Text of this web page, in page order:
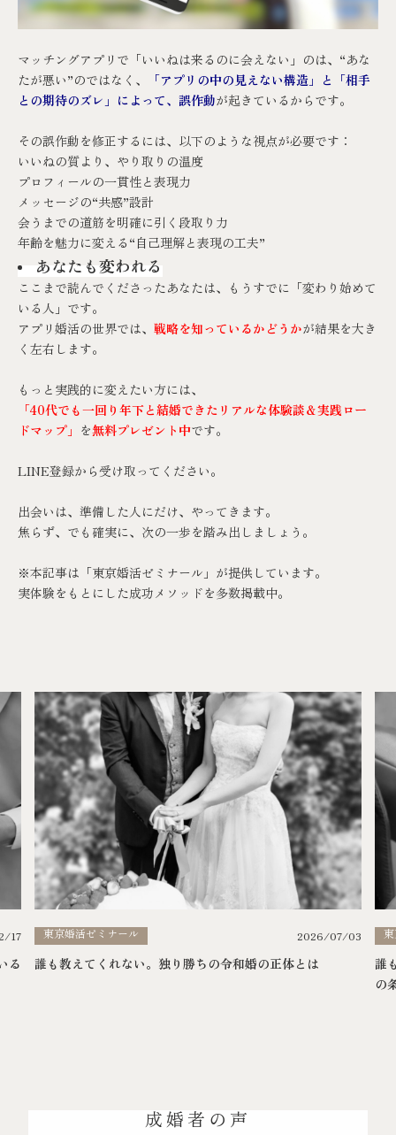
マッチングアプリで「いいねは来るのに会えない」のは、“あな
たが悪い”のではなく、
「アプリの中の見えない構造」と「相手
との期待のズレ」によって、誤作動が起きているからです。
その誤作動を修正するには、以下のような視点が必要です：
いいねの質より、やり取りの温度
プロフィールの一貫性と表現力
メッセージの“共感”設計
会うまでの道筋を明確に引く段取り力
年齢を魅力に変える“自己理解と表現の工夫”
あなたも変われる
ここまで読んでくださったあなたは、もうすでに「変わり始めて
いる人」です。
アプリ婚活の世界では、 戦略を知っているかどうかが結果を大き
く左右します。
もっと実践的に変えたい方には、
「40代でも一回り年下と結婚できたリアルな体験談＆実践ロー
ドマップ」 を無料プレゼント中です。
LINE登録から受け取ってください。
出会いは、準備した人にだけ、やってきます。
焦らず、でも確実に、次の一歩を踏み出しましょう。
※本記事は「東京婚活ゼミナール 」が提供しています。
実体験をもとにした成功メソッドを多数掲載中。
17
る
東京婚活ゼミナール 2026/07/03
誰も教えてくれない。独り勝ちの令和婚の正体とは
誰
の
成婚者の声